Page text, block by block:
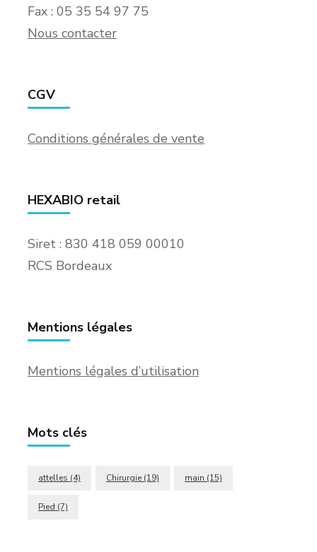
Fax : 05 35 54 97 75
Nous contacter
CGV
Conditions générales de vente
HEXABIO retail
Siret : 830 418 059 00010
RCS Bordeaux
Mentions légales
Mentions légales d’utilisation
Mots clés
attelles (4) Chirurgie (19) main (15)
Pied (7)